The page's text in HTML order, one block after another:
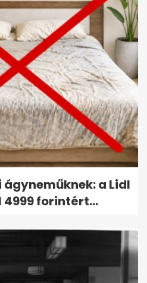
a Lidl
forintért...